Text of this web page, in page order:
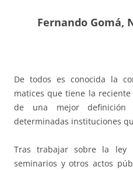
Fernando Gomá,
De todos es conocida la
matices que tiene la
de una mejor
determinadas instituciones
Tras trabajar sobre la ley
seminarios y otros actos